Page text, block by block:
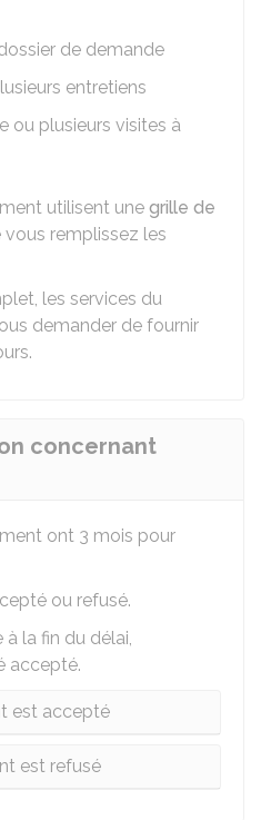
de demande
entretiens
ou plusieurs visites à
utilisent une grille de
vous remplissez les
les services du
demander de fournir
concernant
ont 3 mois pour
ou refusé.
la fin du délai,
accepté.
est accepté
est refusé